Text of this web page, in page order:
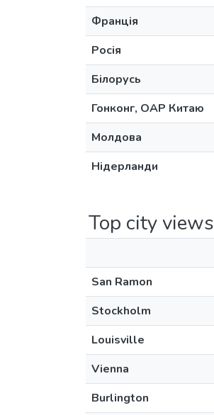
Франція
Росія
Білорусь
Гонконг, ОАР Китаю
Молдова
Нідерланди
Top city views
San Ramon
Stockholm
Louisville
Vienna
Burlington